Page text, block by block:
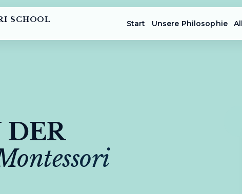
SCHOOL Start Unsere Philosophie
DER